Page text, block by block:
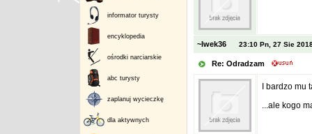
informator turysty
encyklopedia
ośrodki narciarskie
abc turysty
zaplanuj wycieczkę
dla aktywnych
~Iwek36 23:10 Pn, 27 Sie
Re: Odradzam
I bardzo mu
...ale kogo